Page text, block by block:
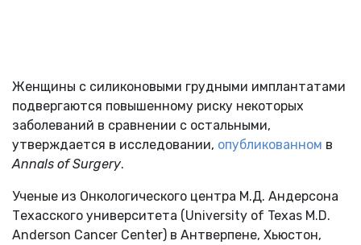
Женщины с силиконовыми грудными имплантатами
подвергаются повышенному риску некоторых
заболеваний в сравнении с остальными,
утверждается в исследовании, опубликованном в
Annals of Surgery.
Ученые из Онкологического центра М.Д. Андерсона
Техасского университета (University of Texas M.D.
Anderson Cancer Center) в Антверпене, Хьюстон,